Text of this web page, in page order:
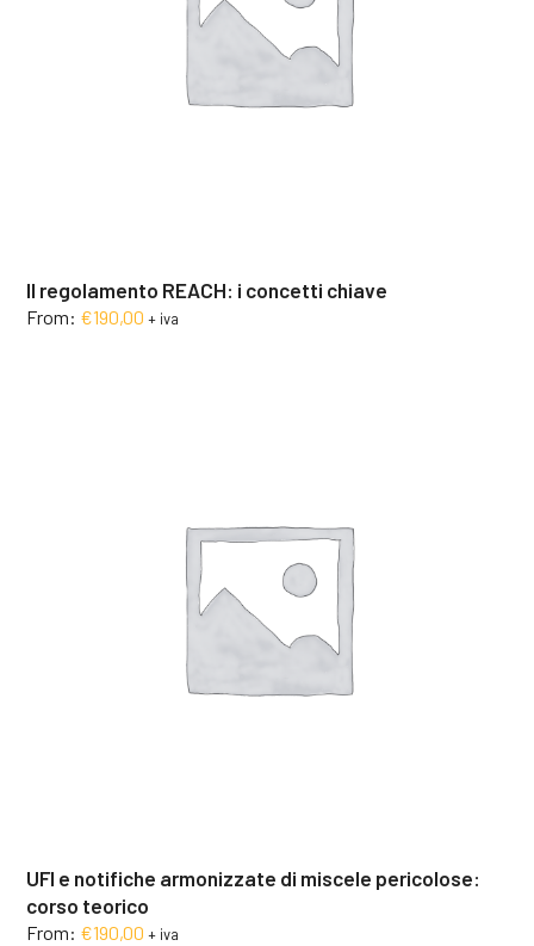
Il regolamento REACH: i concetti chiave
From: €190,00 + iva
UFI e notifiche armonizzate di miscele pericolose:
corso teorico
From: €190,00 + iva